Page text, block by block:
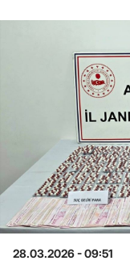
28.03.2026 - 09:51